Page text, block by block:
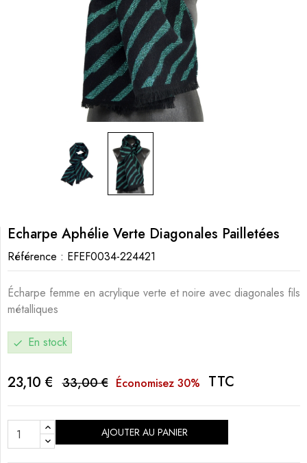
Echarpe Aphélie Verte Diagonales Pailletées
Référence : EFEF0034-224421
Écharpe femme en acrylique verte et noire avec diagonales fils
métalliques
check En stock
23,10 € 33,00 € Économisez 30% TTC
AJOUTER AU PANIER